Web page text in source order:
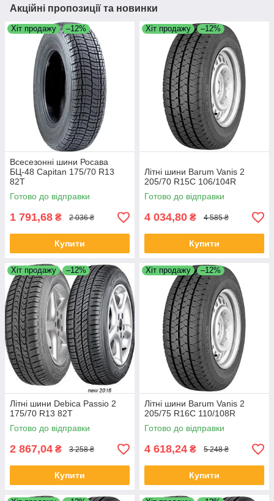
Акційні пропозиції та новинки
Хіт продажу –12%
Всесезонні шини Росава
БЦ-48 Capitan 175/70 R13
82T
Готово до відправки
1 791,68 ₴ 2 036 ₴
Купити
Хіт продажу –12%
Літні шини Barum Vanis 2
205/70 R15C 106/104R
Готово до відправки
4 034,80 ₴ 4 585 ₴
Купити
Хіт продажу –12%
Літні шини Debica Passio 2
175/70 R13 82T
Готово до відправки
2 867,04 ₴ 3 258 ₴
Купити
Хіт продажу –12%
Літні шини Barum Vanis 2
205/75 R16C 110/108R
Готово до відправки
4 618,24 ₴ 5 248 ₴
Купити